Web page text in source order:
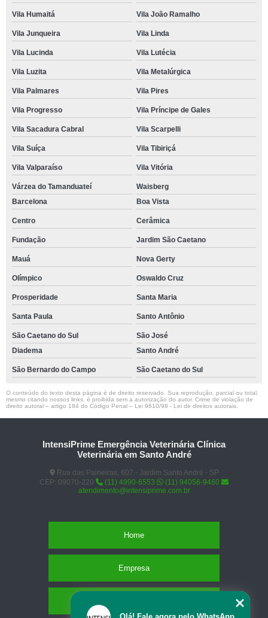
Vila Humaitá Vila João Ramalho
Vila Junqueira Vila Linda
Vila Lucinda Vila Lutécia
Vila Luzita Vila Metalúrgica
Vila Palmares Vila Pires
Vila Progresso Vila Príncipe de Gales
Vila Sacadura Cabral Vila Scarpelli
Vila Suíça Vila Tibiriçá
Vila Valparaíso Vila Vitória
Várzea do Tamanduateí
Waisberg
Barcelona
Boa Vista
Centro Cerâmica
Fundação Jardim São Caetano
Mauá Nova Gerty
Olímpico Oswaldo Cruz
Prosperidade Santa Maria
Santa Paula Santo Antônio
São Caetano do Sul
São José
Diadema
Santo André
São Bernardo do Campo São Caetano do Sul
O conteúdo do texto desta página é de direito reservado. Sua reprodução, parcial ou total,
mesmo citando nossos links, é proibida sem a autorização do autor. Crime de violação de
direito autoral – artigo 184 do Código Penal – Lei 9610/98 - Lei de direitos autorais
IntensiPrime Emergência Veterinária Clínica
Veterinária em Santo André
Rua das Paineiras, 607 - Jardim Santo André - SP
CEP: 09070-220
(11) 4990-6553
(11) 94056-9460
atendimento@intensiprime.com.br
Home
Empresa